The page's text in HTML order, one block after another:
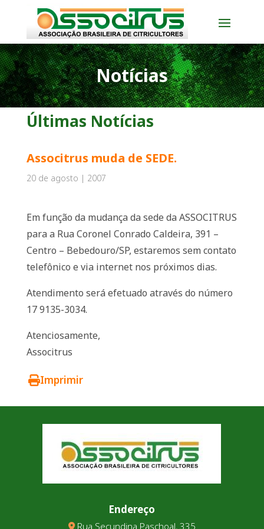
Notícias
Últimas Notícias
Associtrus muda de SEDE.
20 de agosto | 2007
Em função da mudança da sede da ASSOCITRUS
para a Rua Coronel Conrado Caldeira, 391 –
Centro – Bebedouro/SP, estaremos sem contato
telefônico e via internet nos próximos dias.
Atendimento será efetuado através do número
17 9135-3034.
Atenciosamente,
Associtrus
Imprimir
Endereço
Rua Secundina Paschoal, 335